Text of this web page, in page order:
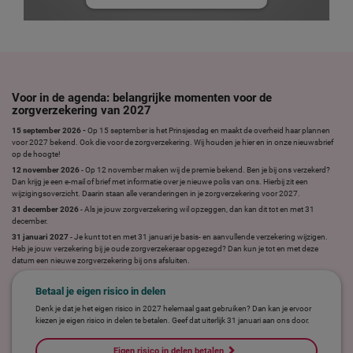
Voor in de agenda: belangrijke momenten voor de
zorgverzekering van 2027
15 september 2026 -Op 15 september is het Prinsjesdag en maakt de overheid haar plannen
voor 2027 bekend. Ook die voor de zorgverzekering. Wij houden je hier en in onze nieuwsbrief
op de hoogte!
12 november 2026- Op 12 november maken wij de premie bekend. Ben je bij ons verzekerd?
Dan krijg je een e-mail of brief met informatie over je nieuwe polis van ons. Hierbij zit een
wijzigingsoverzicht. Daarin staan alle veranderingen in je zorgverzekering voor 2027.
31 december 2026- Als je jouw zorgverzekering wil opzeggen, dan kan dit tot en met 31
december.
31 januari 2027- Je kunt tot en met 31 januari je basis- en aanvullende verzekering wijzigen.
Heb je jouw verzekering bij je oude zorgverzekeraar opgezegd? Dan kun je tot en met deze
datum een nieuwe zorgverzekering bij ons afsluiten.
Betaal je eigen risico in delen
Denk je dat je het eigen risico in 2027 helemaal gaat gebruiken? Dan kan je ervoor
kiezen je eigen risico in delen te betalen. Geef dat uiterlijk 31 januari aan ons door.
Eigen risico in delen betalen